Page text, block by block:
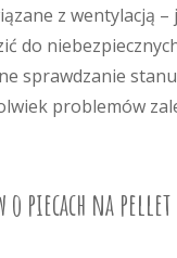
z wentylacją
do
sprawdzanie
problemów
piecach na pellet